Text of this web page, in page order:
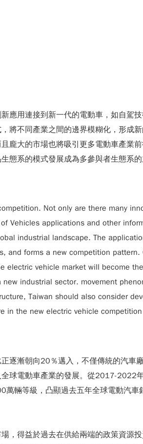
應用連接到新一代的電動車，如自駕
將不同產業之間的邊界模糊化，形成
龐大的市場也將吸引更多電動車產業
態系的模式發展成為多參與者生態系
Not only are there many
Vehicles applications and other
industrial landscape. The
and forms a new competition
electric vehicle market will become
industrial sector. movement
Taiwan should also consider
in the new electric vehicle
逐漸朝向20％邁入，不僅傳統的汽
球電動車產業的發展。從2017-
輛等級，凸顯過去五年全球電動汽
，得益於過去在供給兩端的政策資源